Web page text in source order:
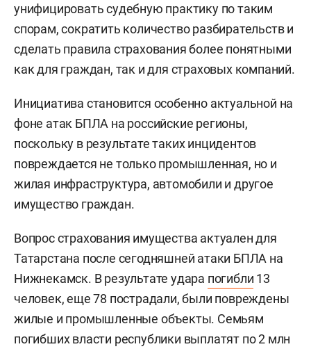
унифицировать судебную практику по таким
спорам, сократить количество разбирательств и
сделать правила страхования более понятными
как для граждан, так и для страховых компаний.
Инициатива становится особенно актуальной на
фоне атак БПЛА на российские регионы,
поскольку в результате таких инцидентов
повреждается не только промышленная, но и
жилая инфраструктура, автомобили и другое
имущество граждан.
Вопрос страхования имущества актуален для
Татарстана после сегодняшней атаки БПЛА на
Нижнекамск. В результате удара погибли 13
человек, еще 78 пострадали, были повреждены
жилые и промышленные объекты. Семьям
погибших власти республики выплатят по 2 млн